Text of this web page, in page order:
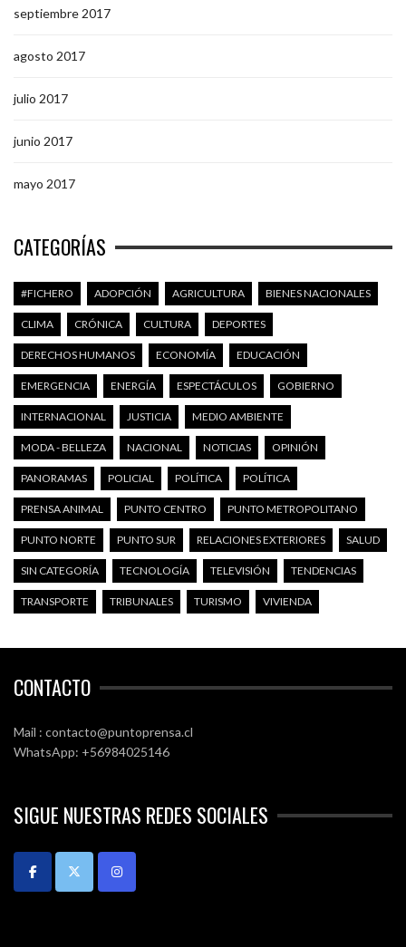
septiembre 2017
agosto 2017
julio 2017
junio 2017
mayo 2017
CATEGORÍAS
#FICHERO ADOPCIÓN AGRICULTURA BIENES NACIONALES
CLIMA CRÓNICA CULTURA DEPORTES
DERECHOS HUMANOS ECONOMÍA EDUCACIÓN
EMERGENCIA ENERGÍA ESPECTÁCULOS GOBIERNO
INTERNACIONAL JUSTICIA MEDIO AMBIENTE
MODA - BELLEZA NACIONAL NOTICIAS OPINIÓN
PANORAMAS POLICIAL POLÍTICA POLÍTICA
PRENSA ANIMAL PUNTO CENTRO PUNTO METROPOLITANO
PUNTO NORTE PUNTO SUR RELACIONES EXTERIORES SALUD
SIN CATEGORÍA TECNOLOGÍA TELEVISIÓN TENDENCIAS
TRANSPORTE TRIBUNALES TURISMO VIVIENDA
CONTACTO
Mail : contacto@puntoprensa.cl
WhatsApp: +56984025146
SIGUE NUESTRAS REDES SOCIALES